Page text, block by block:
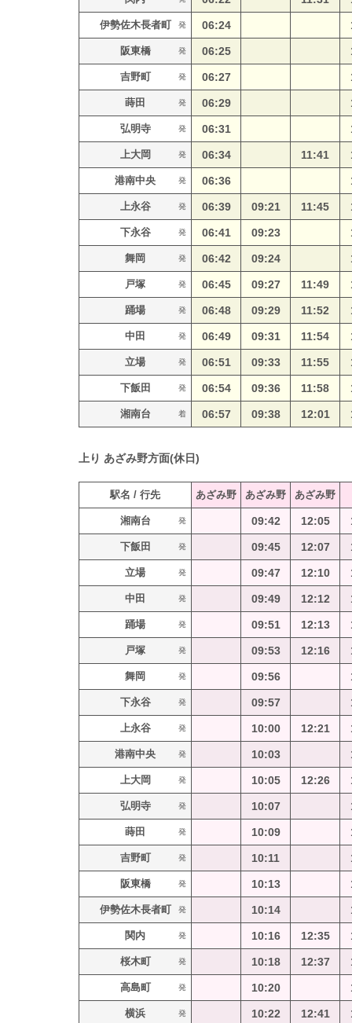
伊勢佐木長者町 発 06:24
阪東橋 発 06:25
吉野町 発 06:27
蒔田 発 06:29
弘明寺 発 06:31
上大岡 発 06:34 11:41
港南中央 発 06:36
上永谷 発 06:39 09:21 11:45
下永谷 発 06:41 09:23
舞岡 発 06:42 09:24
戸塚 発 06:45 09:27 11:49
踊場 発 06:48 09:29 11:52
中田 発 06:49 09:31 11:54
立場 発 06:51 09:33 11:55
下飯田 発 06:54 09:36 11:58
湘南台 着 06:57 09:38 12:01
上り あざみ野方面(休日)
駅名 / 行先 あざみ野 あざみ野 あざみ野
湘南台 発 09:42 12:05
下飯田 発 09:45 12:07
立場 発 09:47 12:10
中田 発 09:49 12:12
踊場 発 09:51 12:13
戸塚 発 09:53 12:16
舞岡 発 09:56
下永谷 発 09:57
上永谷 発 10:00 12:21
港南中央 発 10:03
上大岡 発 10:05 12:26
弘明寺 発 10:07
蒔田 発 10:09
吉野町 発 10:11
阪東橋 発 10:13
伊勢佐木長者町 発 10:14
関内 発 10:16 12:35
桜木町 発 10:18 12:37
高島町 発 10:20
横浜 発 10:22 12:41